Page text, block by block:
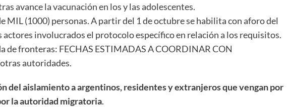
avance la vacunación en los y las adolescentes.
MIL (1000) personas. A partir del 1 de octubre se habilita con aforo del
actores involucrados el protocolo específico en relación a los requisitos.
de fronteras: FECHAS ESTIMADAS A COORDINAR CON
autoridades.
del aislamiento a argentinos, residentes y extranjeros que vengan por
la autoridad migratoria.